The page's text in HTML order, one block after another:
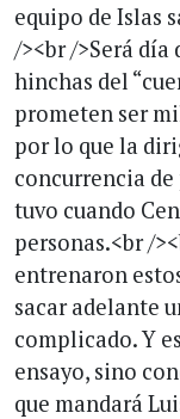
equipo de Islas
/><br />Será día
hinchas del
prometen ser
por lo que la
concurrencia
tuvo cuando
personas.<br /
entrenaron
sacar adelante
complicado. Y
ensayo, sino
que mandará